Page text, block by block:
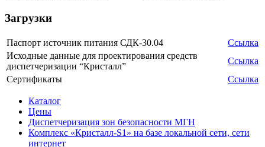
Загрузки
Паспорт источник питания СДК-30.04
Ссылка
Исходные данные для проектирования средств
диспетчеризации “Кристалл”
Ссылка
Сертификаты
Ссылка
Каталог
Цены
Диспетчеризация зон безопасности МГН
Комплекс «Кристалл-S1» на базе локальной сети, сети
интернет